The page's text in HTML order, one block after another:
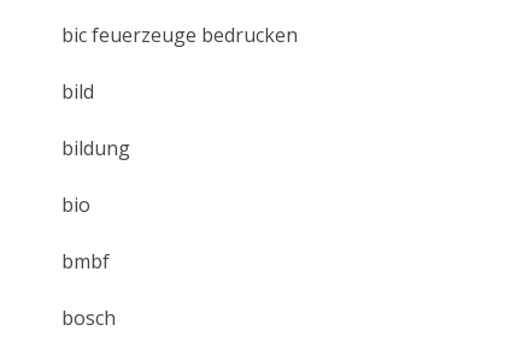
bic feuerzeuge bedrucken
bild
bildung
bio
bmbf
bosch